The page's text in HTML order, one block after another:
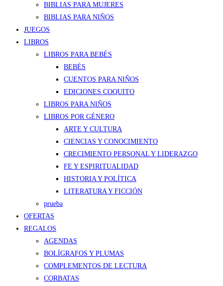
BIBLIAS PARA MUJERES
BIBLIAS PARA NIÑOS
JUEGOS
LIBROS
LIBROS PARA BEBÉS
BEBÉS
CUENTOS PARA NIÑOS
EDICIONES COQUITO
LIBROS PARA NIÑOS
LIBROS POR GÉNERO
ARTE Y CULTURA
CIENCIAS Y CONOCIMIENTO
CRECIMIENTO PERSONAL Y LIDERAZGO
FE Y ESPIRITUALIDAD
HISTORIA Y POLÍTICA
LITERATURA Y FICCIÓN
prueba
OFERTAS
REGALOS
AGENDAS
BOLÍGRAFOS Y PLUMAS
COMPLEMENTOS DE LECTURA
CORBATAS